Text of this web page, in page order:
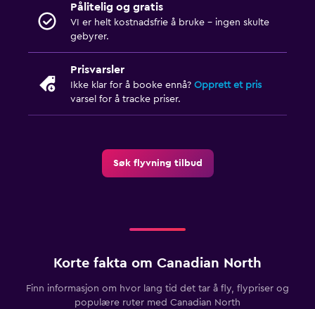
Pålitelig og gratis
VI er helt kostnadsfrie å bruke - ingen skulte
gebyrer.
Prisvarsler
Ikke klar for å booke ennå? Opprett et pris
varsel for å tracke priser.
Søk flyvning tilbud
Korte fakta om Canadian North
Finn informasjon om hvor lang tid det tar å fly, flypriser og
populære ruter med Canadian North